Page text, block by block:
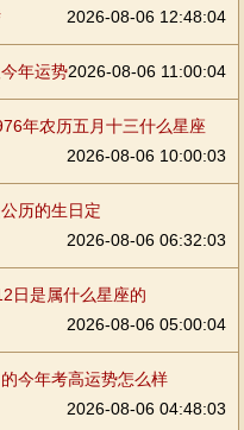
2026-08-06 12:48:04
年运势2026-08-06 11:00:04
年农历五月十三什么星座
2026-08-06 10:00:03
历的生日定
2026-08-06 06:32:03
日是属什么星座的
2026-08-06 05:00:04
今年考高运势怎么样
2026-08-06 04:48:03